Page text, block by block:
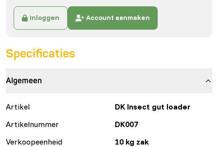
Inloggen Account aanmaken
Specificaties
Algemeen
Artikel
DK Insect gut loader
Artikelnummer
DK007
Verkoopeenheid
10 kg zak